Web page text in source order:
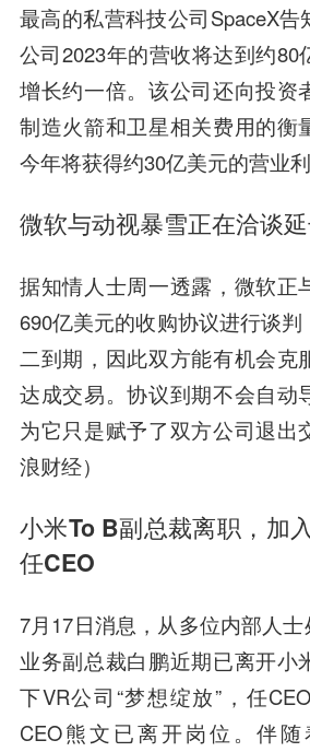
最高的私营科技公司SpaceX
公司2023年的营收将达到约80
增长约一倍。该公司还向投资
制造火箭和卫星相关费用的衡
今年将获得约30亿美元的营业利
微软与动视暴雪正在洽谈
据知情人士周一透露，微软正
690亿美元的收购协议进行谈
二到期，因此双方能有机会克
达成交易。协议到期不会自动
为它只是赋予了双方公司退出
浪财经）
小米To B副总裁离职，加
任CEO
7月17日消息，从多位内部人
业务副总裁白鹏近期已离开小
下VR公司“梦想绽放”，任
CEO熊文已离开岗位。伴